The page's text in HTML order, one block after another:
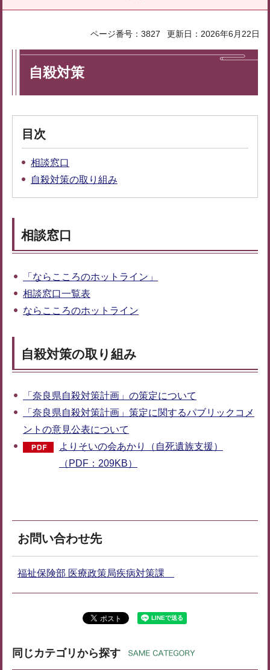
ページ番号：3827 更新日：2026年6月22日
自殺対策
目次
相談窓口
自殺対策の取り組み
相談窓口
「ならこころのホットライン」
相談窓口一覧表
ならこころのホットライン
自殺対策の取り組み
「奈良県自殺対策計画」の策定について
「奈良県自殺対策計画」策定に関するパブリックコメ
ントの意見公表について
よりそいの会あかり（自死遺族支援）
（PDF：209KB）
お問い合わせ先
福祉保険部 医療政策局疾病対策課
同じカテゴリから探す